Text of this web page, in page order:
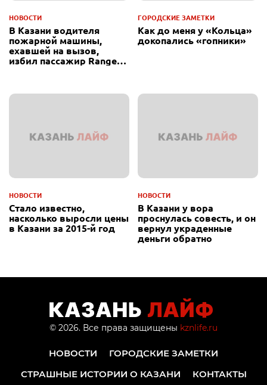
НОВОСТИ
В Казани водителя
пожарной машины,
ехавшей на вызов,
избил пассажир Range
ГОРОДСКИЕ ЗАМЕТКИ
Как до меня у «Кольца»
докопались «гопники»
НОВОСТИ
Стало известно,
насколько выросли цены
в Казани за 2015-й год
НОВОСТИ
В Казани у вора
проснулась совесть, и он
вернул украденные
деньги обратно
© 2026. Все права защищены kznlife.ru
НОВОСТИ
ГОРОДСКИЕ ЗАМЕТКИ
СТРАШНЫЕ ИСТОРИИ О КАЗАНИ
КОНТАКТЫ